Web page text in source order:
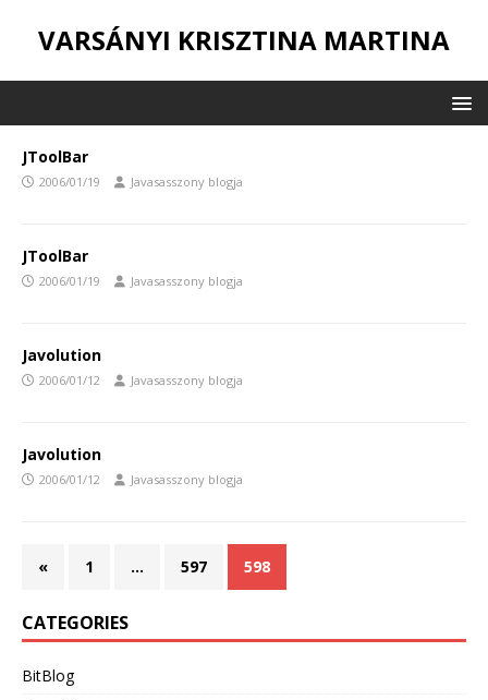
VARSÁNYI KRISZTINA MARTINA
JToolBar
2006/01/19 Javasasszony blogja
JToolBar
2006/01/19 Javasasszony blogja
Javolution
2006/01/12 Javasasszony blogja
Javolution
2006/01/12 Javasasszony blogja
« 1 … 597 598
CATEGORIES
BitBlog